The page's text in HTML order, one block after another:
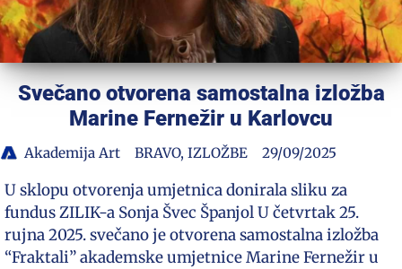
Svečano otvorena samostalna izložba
Marine Fernežir u Karlovcu
Akademija Art BRAVO, IZLOŽBE 29/09/2025
U sklopu otvorenja umjetnica donirala sliku za
fundus ZILIK-a Sonja Švec Španjol U četvrtak 25.
rujna 2025. svečano je otvorena samostalna izložba
“Fraktali” akademske umjetnice Marine Fernežir u